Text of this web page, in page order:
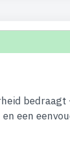
bedraagt
een